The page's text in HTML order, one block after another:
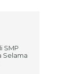
SMP
Selama